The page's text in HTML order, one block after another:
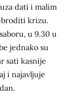
dati i malim
krizu.
u 9.30 u
jednako su
sati kasnije
i najavljuje